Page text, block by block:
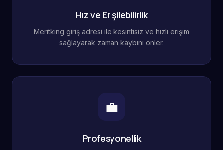
Hız ve Erişilebilirlik
Meritking giriş adresi ile kesintisiz ve hızlı erişim
sağlayarak zaman kaybını önler.
💼
Profesyonellik